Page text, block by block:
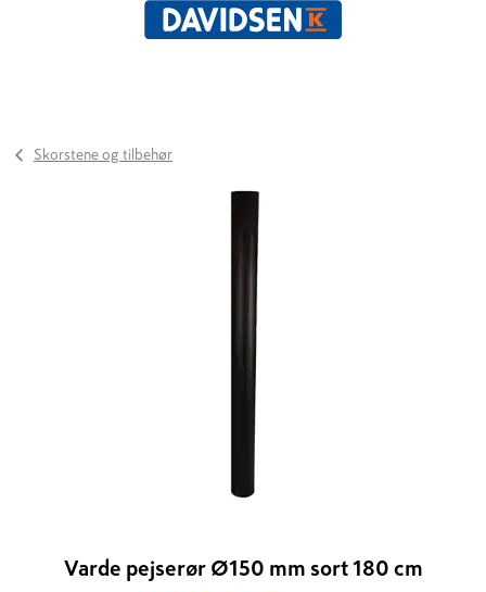
Skorstene og tilbehør
Varde pejserør Ø150 mm sort 180 cm